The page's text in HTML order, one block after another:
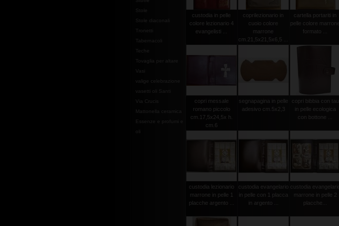
Stole
Stole diaconali
Tronetti
Tabernacoli
Teche
Tovaglia per altare
Vasi
valige celebrazione
vasetti oli Santi
Via Crucis
Mattonella ceramica
Essenze e profumi e
oli
custodia in pelle
colore lezionario 4
evangelisti ...
coprilezionario in
cuoio colore
marrone
cm.21,5x21,5x6,5 ...
cartella portariti in
pelle colore marrone
formato ...
copri messale
romano piccolo
cm.17,5x24,5x h.
cm.6
segnapagina in pelle
adesivo cm.5x2,3
copri bibbia con tau
in pelle ecologica
con bottone ...
custodia lezionario
marrone in pelle 1
placche argento ...
custodia evangelario
in pelle con 1 placca
in argento ...
custodia evangelario
marrone in pelle 2
placche...